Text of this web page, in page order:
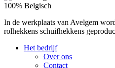
100% Belgisch
In de werkplaats van Avelgem
rolhekkens schuifhekkens
Het bedrijf
Over ons
Contact